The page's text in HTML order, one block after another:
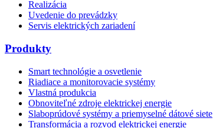
Realizácia
Uvedenie do prevádzky
Servis elektrických zariadení
Produkty
Smart technológie a osvetlenie
Riadiace a monitorovacie systémy
Vlastná produkcia
Obnoviteľné zdroje elektrickej energie
Slaboprúdové systémy a priemyselné dátové siete
Transformácia a rozvod elektrickej energie